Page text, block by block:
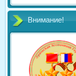
Внимание!